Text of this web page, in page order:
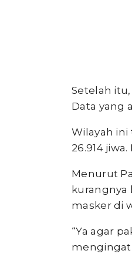
Setelah
Data yang
Wilayah ini
26.914
Menurut
kurangnya
masker di
“Ya agar